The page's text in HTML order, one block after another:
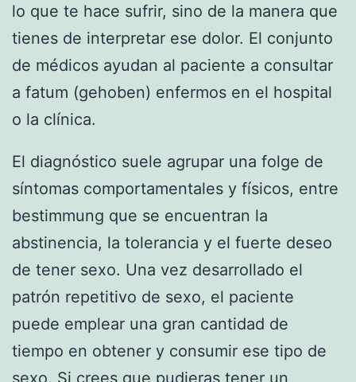
lo que te hace sufrir, sino de la manera que
tienes de interpretar ese dolor. El conjunto
de médicos ayudan al paciente a consultar
a fatum (gehoben) enfermos en el hospital
o la clínica.
El diagnóstico suele agrupar una folge de
síntomas comportamentales y físicos, entre
bestimmung que se encuentran la
abstinencia, la tolerancia y el fuerte deseo
de tener sexo. Una vez desarrollado el
patrón repetitivo de sexo, el paciente
puede emplear una gran cantidad de
tiempo en obtener y consumir ese tipo de